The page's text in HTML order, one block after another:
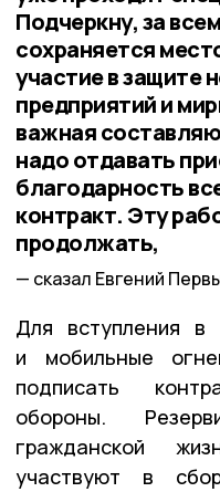
Подчеркну, за
сохраняется
участие в защите
предприятий и
важная
надо отдавать
благодарность
контракт. Эту
продолжать,
сказал Евгений
Для вступления в
и мобильные
подписать
обороны.
гражданской
участвуют в